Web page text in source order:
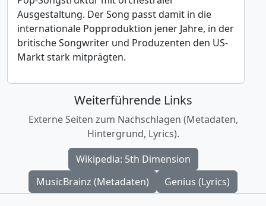
Ausgestaltung. Der Song passt damit in die
internationale Popproduktion jener Jahre, in der
britische Songwriter und Produzenten den US-
Markt stark mitprägten.
Weiterführende Links
Externe Seiten zum Nachschlagen (Metadaten,
Hintergrund, Lyrics).
Wikipedia: 5th Dimension
MusicBrainz (Metadaten)
Genius (Lyrics)